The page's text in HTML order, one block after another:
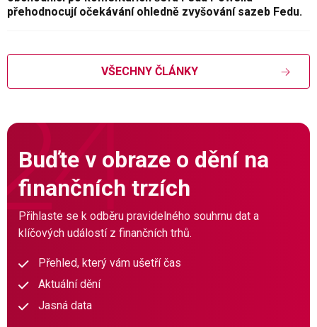
přehodnocují očekávání ohledně zvyšování sazeb Fedu.
VŠECHNY ČLÁNKY
Buďte v obraze o dění na
finančních trzích
Přihlaste se k odběru pravidelného souhrnu dat a
klíčových událostí z finančních trhů.
Přehled, který vám ušetří čas
Aktuální dění
Jasná data